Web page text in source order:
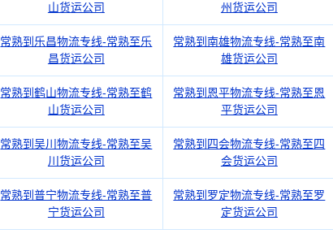
山货运公司
州货运公司
常熟到乐昌物流专线-常熟至乐
昌货运公司
常熟到南雄物流专线-常熟至南
雄货运公司
常熟到鹤山物流专线-常熟至鹤
山货运公司
常熟到恩平物流专线-常熟至恩
平货运公司
常熟到吴川物流专线-常熟至吴
川货运公司
常熟到四会物流专线-常熟至四
会货运公司
常熟到普宁物流专线-常熟至普
宁货运公司
常熟到罗定物流专线-常熟至罗
定货运公司